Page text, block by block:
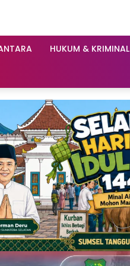
HUKUM & KRIMINAL